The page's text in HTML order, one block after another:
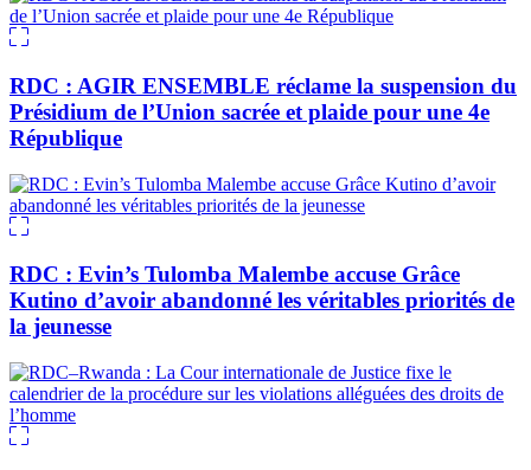
RDC : AGIR ENSEMBLE réclame la suspension du
Présidium de l’Union sacrée et plaide pour une 4e
République
RDC : Evin’s Tulomba Malembe accuse Grâce
Kutino d’avoir abandonné les véritables priorités de
la jeunesse